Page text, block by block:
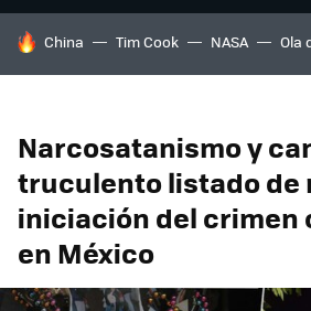
HOY SE HABLA DE
China Tim Cook NASA Ola
Narcosatanismo y
truculento listado de
iniciación del crimen
en México